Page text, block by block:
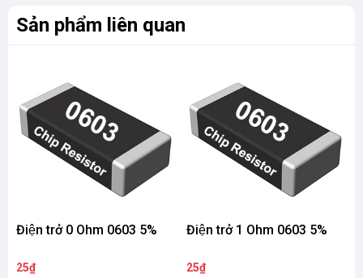
Sản phẩm liên quan
Điện trở 0 Ohm 0603 5%
25₫
Điện trở 1 Ohm 0603 5%
25₫